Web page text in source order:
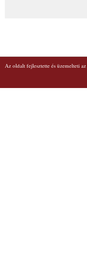
Az oldalt fejlesztette és üzemelteti az